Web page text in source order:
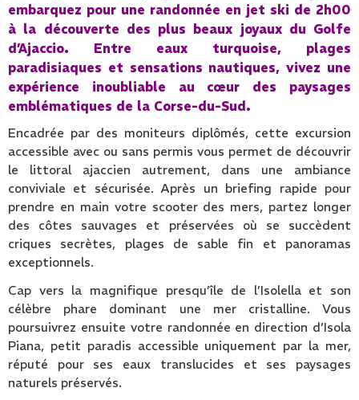
embarquez pour une randonnée en jet ski de 2h00
à la découverte des plus beaux joyaux du Golfe
d’Ajaccio. Entre eaux turquoise, plages
paradisiaques et sensations nautiques, vivez une
expérience inoubliable au cœur des paysages
emblématiques de la Corse-du-Sud.
Encadrée par des moniteurs diplômés, cette excursion
accessible avec ou sans permis vous permet de découvrir
le littoral ajaccien autrement, dans une ambiance
conviviale et sécurisée. Après un briefing rapide pour
prendre en main votre scooter des mers, partez longer
des côtes sauvages et préservées où se succèdent
criques secrètes, plages de sable fin et panoramas
exceptionnels.
Cap vers la magnifique presqu’île de l’Isolella et son
célèbre phare dominant une mer cristalline. Vous
poursuivrez ensuite votre randonnée en direction d’Isola
Piana, petit paradis accessible uniquement par la mer,
réputé pour ses eaux translucides et ses paysages
naturels préservés.